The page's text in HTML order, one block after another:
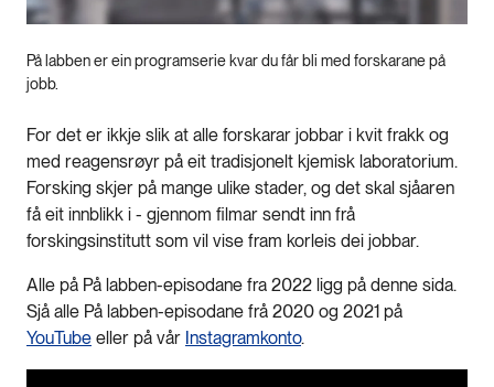
På labben er ein programserie kvar du får bli med forskarane på
jobb.
For det er ikkje slik at alle forskarar jobbar i kvit frakk og
med reagensrøyr på eit tradisjonelt kjemisk laboratorium.
Forsking skjer på mange ulike stader, og det skal sjåaren
få eit innblikk i - gjennom filmar sendt inn frå
forskingsinstitutt som vil vise fram korleis dei jobbar.
Alle på På labben-episodane fra 2022 ligg på denne sida.
Sjå alle På labben-episodane frå 2020 og 2021 på
YouTube eller på vår Instagramkonto.